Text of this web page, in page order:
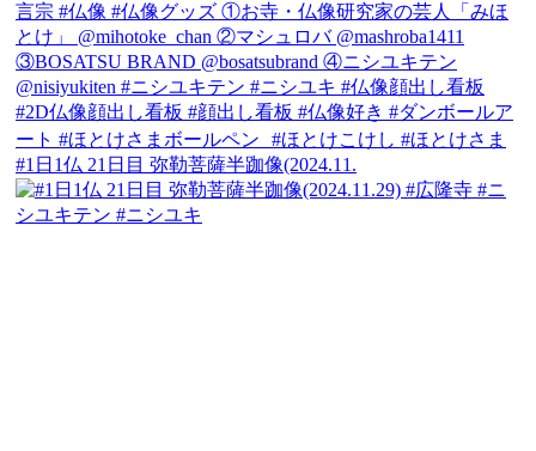
#1日1仏 21日目 弥勒菩薩半跏像(2024.11.